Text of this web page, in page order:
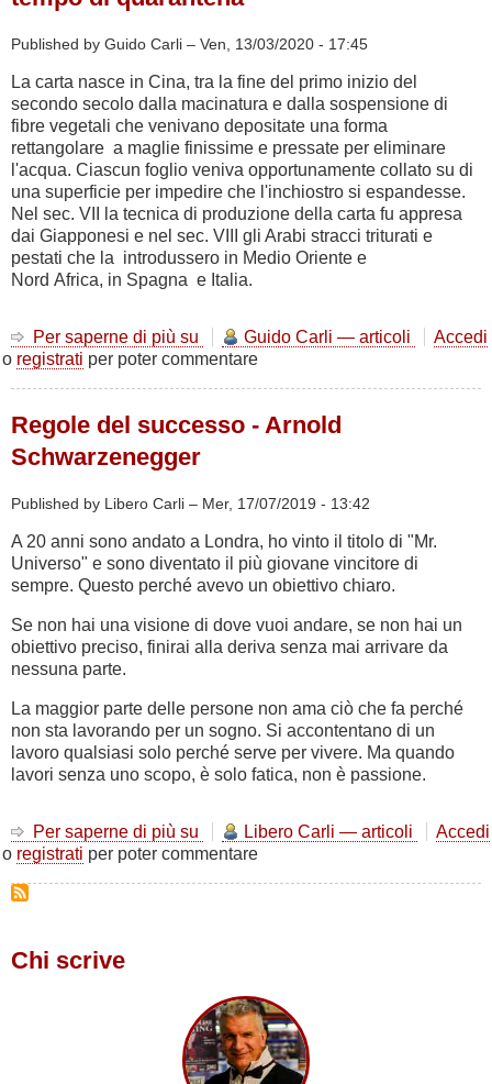
Published by Guido Carli – Ven, 13/03/2020 - 17:45
La carta nasce in Cina, tra la fine del primo inizio del
secondo secolo dalla macinatura e dalla sospensione di
fibre vegetali che venivano depositate una forma
rettangolare a maglie finissime e pressate per eliminare
l'acqua. Ciascun foglio veniva opportunamente collato su di
una superficie per impedire che l'inchiostro si espandesse.
Nel sec. VII la tecnica di produzione della carta fu appresa
dai Giapponesi e nel sec. VIII gli Arabi stracci triturati e
pestati che la introdussero in Medio Oriente e
Nord Africa, in Spagna e Italia.
Per saperne di più su
carta
le
di
quarantena
Guido Carli — articoli
Accedi
o registrati per poter commentare
Regole del successo - Arnold
Schwarzenegger
Published by Libero Carli – Mer, 17/07/2019 - 13:42
A 20 anni sono andato a Londra, ho vinto il titolo di "Mr.
Universo" e sono diventato il più giovane vincitore di
sempre. Questo perché avevo un obiettivo chiaro.
Se non hai una visione di dove vuoi andare, se non hai un
obiettivo preciso, finirai alla deriva senza mai arrivare da
nessuna parte.
La maggior parte delle persone non ama ciò che fa perché
non sta lavorando per un sogno. Si accontentano di un
lavoro qualsiasi solo perché serve per vivere. Ma quando
lavori senza uno scopo, è solo fatica, non è passione.
Per saperne di più su
Regole
del
Libero Carli — articoli
Accedi
o registrati per poter commentare
Chi scrive